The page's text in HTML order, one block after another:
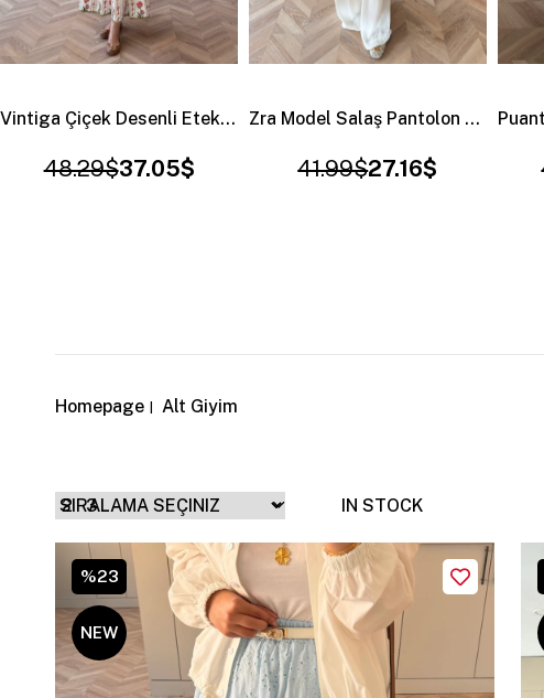
Zra Model Salaş Pantolon Ekru
27.16$
41.99$
Puantiyeli Etek Beyaz (4414)
32.54$
41.99$
Homepage Alt Giyim
IN STOCK
+ FİLTRE
%23
NEW
ITEM